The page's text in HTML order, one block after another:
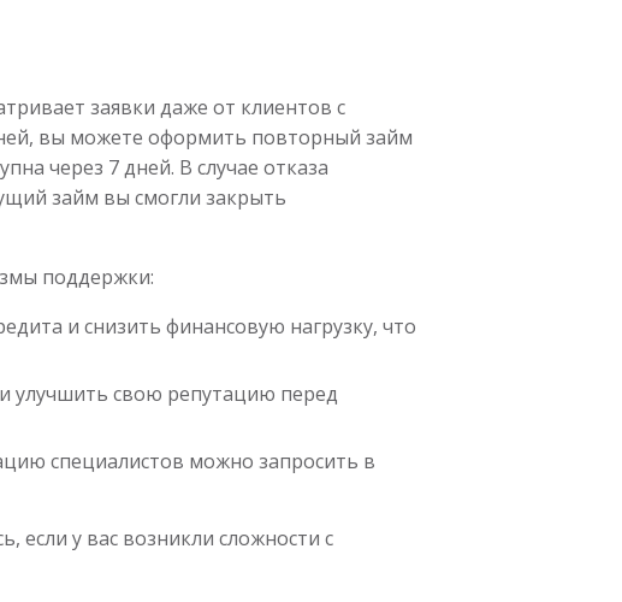
заявки даже от клиентов с
вы можете оформить повторный займ
через 7 дней. В случае отказа
займ вы смогли закрыть
поддержки:
и снизить финансовую нагрузку, что
улучшить свою репутацию перед
специалистов можно запросить в
у вас возникли сложности с